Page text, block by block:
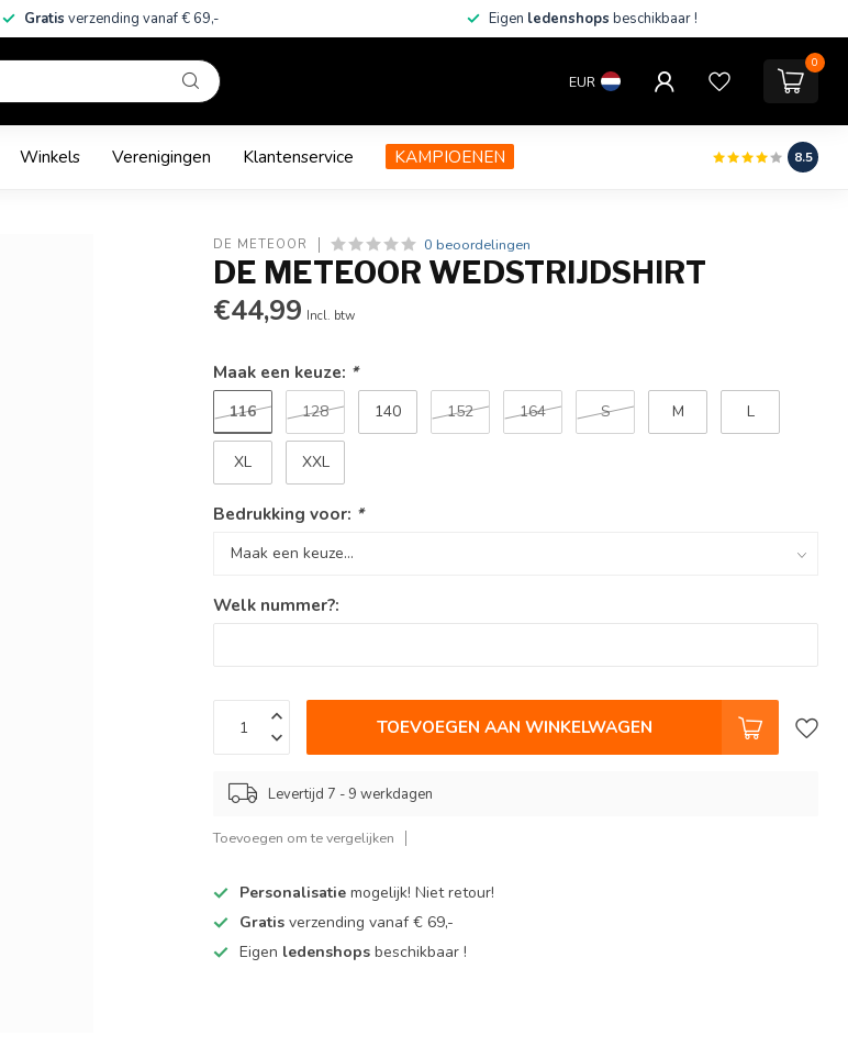
Gratis verzending vanaf € 69,- Eigen ledenshops beschikbaar !
EUR
0
Winkels Verenigingen Klantenservice KAMPIOENEN 8.5
DE METEOOR 0 beoordelingen
DE METEOOR WEDSTRIJDSHIRT
€44,99 Incl. btw
Maak een keuze: *
116 128 140 152 164 S M L
XL XXL
Bedrukking voor: *
Welk nummer?:
TOEVOEGEN AAN WINKELWAGEN
Levertijd 7 - 9 werkdagen
Toevoegen om te vergelijken
Personalisatie mogelijk! Niet retour!
Gratisverzending vanaf € 69,-
Eigen ledenshopsbeschikbaar !